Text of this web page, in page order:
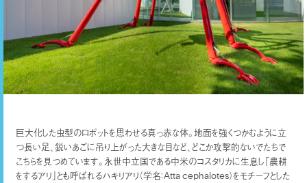
巨大化した虫型のロボットを思わせる真っ赤な体。地面を強くつかむように立
つ長い足、鋭いあごに吊り上がった大きな目など、どこか攻撃的ないでたちで
こちらを見つめています。永世中立国である中米のコスタリカに生息し「農耕
をするアリ」とも呼ばれるハキリアリ（学名：Atta cephalotes）をモチーフとした